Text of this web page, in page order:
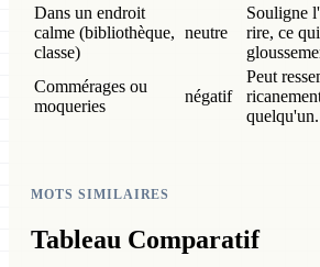
Dans un endroit
calme (bibliothèque,
classe)
neutre
Souligne
rire, ce
Commérages ou
moqueries
négatif
Peut
quelqu'un.
MOTS SIMILAIRES
Tableau Comparatif